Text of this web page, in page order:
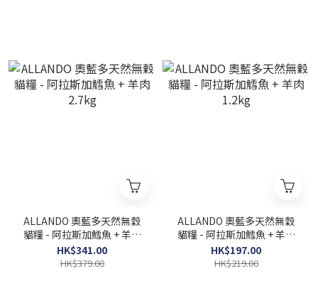
ALLANDO 奧藍多天然無穀
貓糧 - 阿拉斯加鱈魚 + 羊肉
2.7kg
HK$341.00
HK$379.00
ALLANDO 奧藍多天然無穀
貓糧 - 阿拉斯加鱈魚 + 羊肉
1.2kg
HK$197.00
HK$219.00